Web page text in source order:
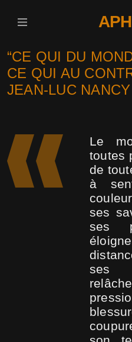
“CE QUI DU
CE QUI AU
JEAN-LUC NANCY
Le
toutes
de
à
ses
ses
ses